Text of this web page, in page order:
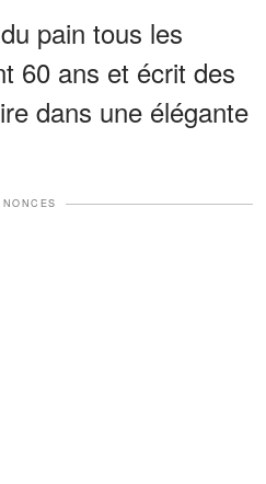
pain tous les
60 ans et écrit des
dans une élégante